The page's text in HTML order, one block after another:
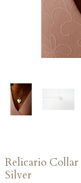
Relicario
Silver